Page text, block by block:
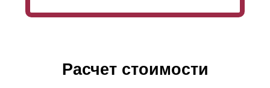
Расчет стоимости